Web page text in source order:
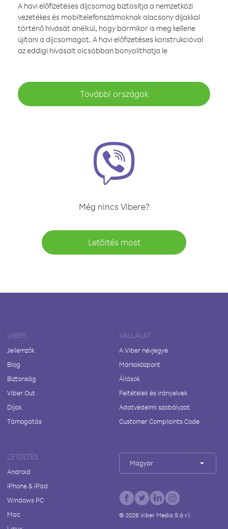
A havi előfizetéses díjcsomag biztosítja a nemzetközi
vezetékes és mobiltelefonszámoknak alacsony díjakkal
történő hívását anélkül, hogy bármikor is meg kellene
újítani a díjcsomagot. A havi előfizetéses konstrukcióval
az eddigi hívásait olcsóbban bonyolíthatja le
További országok
Még nincs Vibere?
Letöltés most
VIBER
Jellemzők
Blog
Biztonság
Viber Out
Díjak
Támogatás
VÁLLALAT
A Viber névjegye
Márkaközpont
Állások
Feltételek és irányelvek
Adatvédelmi szabályzat
Customer Complaints Code
LETÖLTÉS
Android
iPhone & iPad
Windows PC
Mac
Magyar
© 2026Viber Media S.à r.l.